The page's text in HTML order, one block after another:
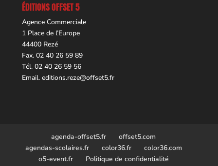
ÉDITIONS OFFSET 5
Agence Commerciale
1 Place de l’Europe
44400 Rezé
Fax. 02 40 26 59 89
Tél. 02 40 26 59 56
Email. editions.reze@offset5.fr
agenda-offset5.fr
offset5.com
agendas-scolaires.fr
color36.fr
color36.com
o5-event.fr
Politique de confidentialité